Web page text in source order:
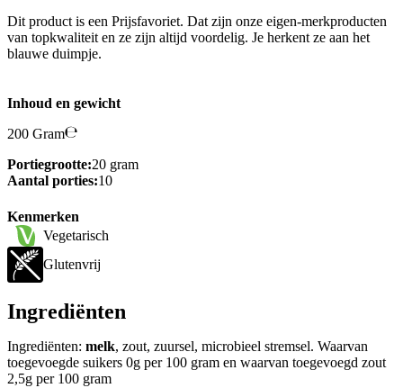
Dit product is een Prijsfavoriet. Dat zijn onze eigen-merkproducten
van topkwaliteit en ze zijn altijd voordelig. Je herkent ze aan het
blauwe duimpje.
Inhoud en gewicht
200 Gram
Portiegrootte:20 gram
Aantal porties:10
Kenmerken
Vegetarisch
Glutenvrij
Ingrediënten
Ingrediënten: melk, zout, zuursel, microbieel stremsel. Waarvan
toegevoegde suikers 0g per 100 gram en waarvan toegevoegd zout
2,5g per 100 gram